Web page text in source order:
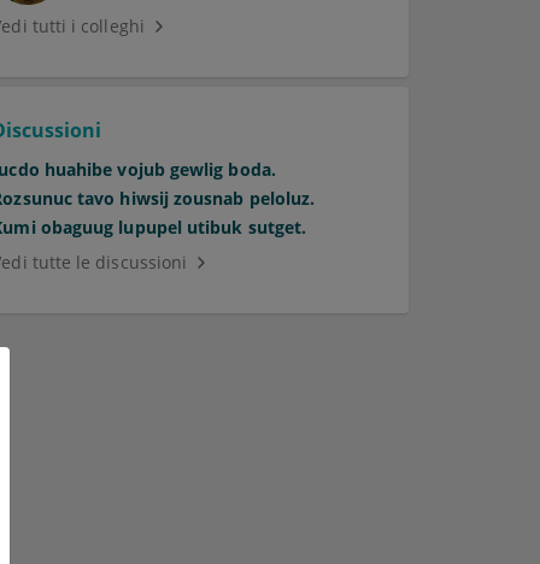
tutti i colleghi
huahibe vojub gewlig boda.
tavo hiwsij zousnab peloluz.
obaguug lupupel utibuk sutget.
tutte le discussioni